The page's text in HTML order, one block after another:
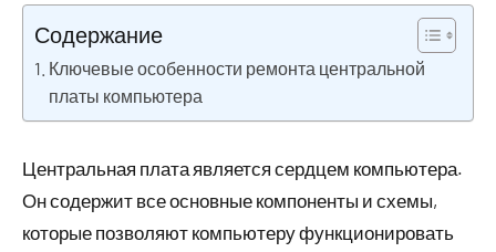
Содержание
Ключевые особенности ремонта центральной
платы компьютера
Центральная плата является сердцем компьютера.
Он содержит все основные компоненты и схемы,
которые позволяют компьютеру функционировать